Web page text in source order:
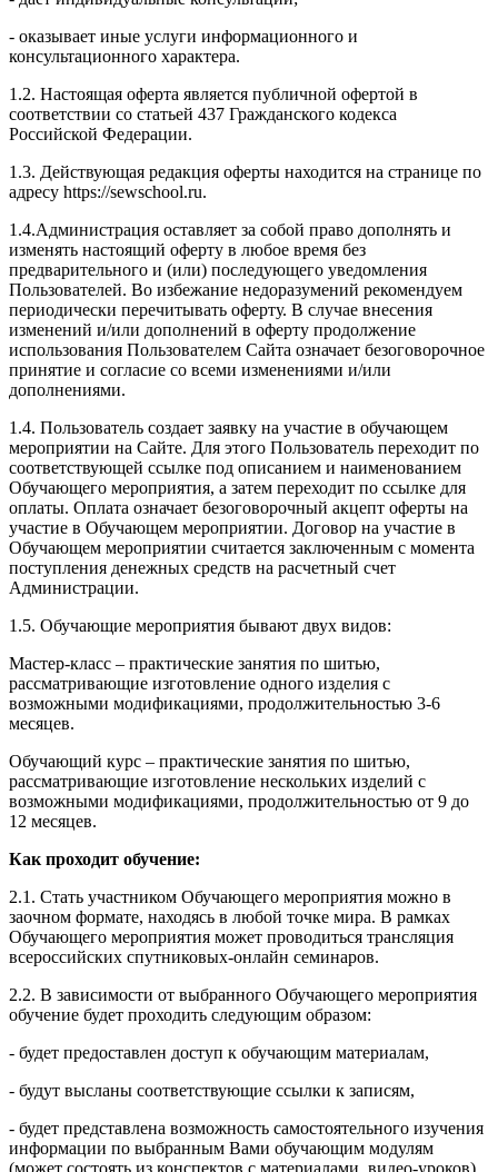
- оказывает иные услуги информационного и
консультационного характера.
1.2. Настоящая оферта является публичной офертой в
соответствии со статьей 437 Гражданского кодекса
Российской Федерации.
1.3. Действующая редакция оферты находится на странице по
адресу https://sewschool.ru.
1.4.Администрация оставляет за собой право дополнять и
изменять настоящий оферту в любое время без
предварительного и (или) последующего уведомления
Пользователей. Во избежание недоразумений рекомендуем
периодически перечитывать оферту. В случае внесения
изменений и/или дополнений в оферту продолжение
использования Пользователем Сайта означает безоговорочное
принятие и согласие со всеми изменениями и/или
дополнениями.
1.4. Пользователь создает заявку на участие в обучающем
мероприятии на Сайте. Для этого Пользователь переходит по
соответствующей ссылке под описанием и наименованием
Обучающего мероприятия, а затем переходит по ссылке для
оплаты. Оплата означает безоговорочный акцепт оферты на
участие в Обучающем мероприятии. Договор на участие в
Обучающем мероприятии считается заключенным с момента
поступления денежных средств на расчетный счет
Администрации.
1.5. Обучающие мероприятия бывают двух видов:
Мастер-класс – практические занятия по шитью,
рассматривающие изготовление одного изделия с
возможными модификациями, продолжительностью 3-6
месяцев.
Обучающий курс – практические занятия по шитью,
рассматривающие изготовление нескольких изделий с
возможными модификациями, продолжительностью от 9 до
12 месяцев.
Как проходит обучение:
2.1. Стать участником Обучающего мероприятия можно в
заочном формате, находясь в любой точке мира. В рамках
Обучающего мероприятия может проводиться трансляция
всероссийских спутниковых-онлайн семинаров.
2.2. В зависимости от выбранного Обучающего мероприятия
обучение будет проходить следующим образом:
- будет предоставлен доступ к обучающим материалам,
- будут высланы соответствующие ссылки к записям,
- будет представлена возможность самостоятельного изучения
информации по выбранным Вами обучающим модулям
(может состоять из конспектов с материалами, видео-уроков),